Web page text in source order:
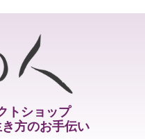
トショップ
方のお手伝い